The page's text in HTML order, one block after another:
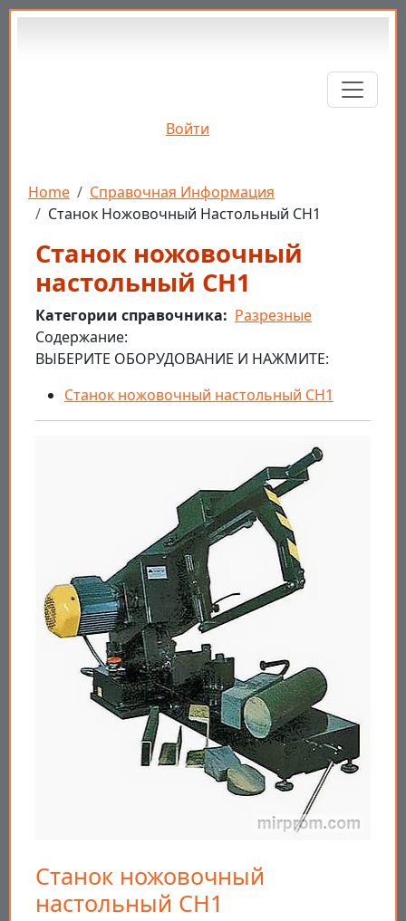
Перейти к основному содержанию
Войти
Строка навигации
Home
Справочная Информация
Станок Ножовочный Настольный СН1
Станок ножовочный
настольный СН1
Категории справочника
Разрезные
Cодержание:
ВЫБЕРИТЕ ОБОРУДОВАНИЕ И НАЖМИТЕ:
Станок ножовочный настольный СН1
Станок ножовочный
настольный СН1